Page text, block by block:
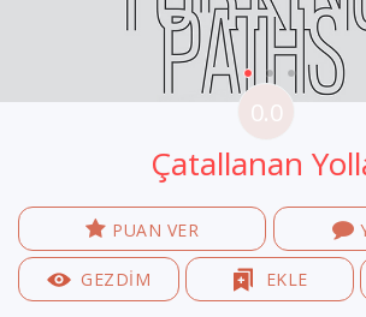
0.0
Çatallanan
PUAN VER
GEZDİM EKLE